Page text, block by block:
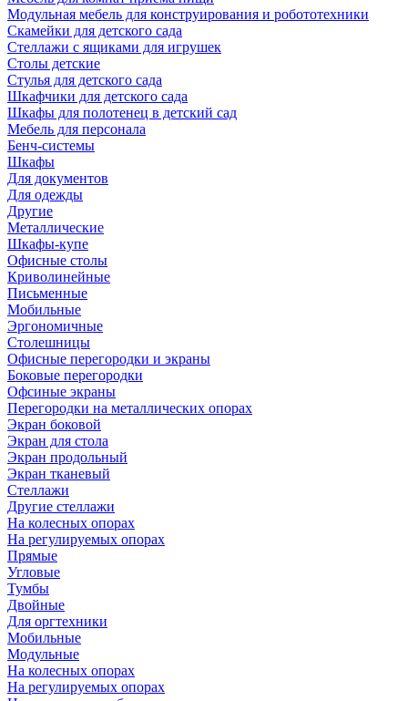
Модульная мебель для конструирования и робототехники
Скамейки для детского сада
Стеллажи с ящиками для игрушек
Столы детские
Стулья для детского сада
Шкафчики для детского сада
Шкафы для полотенец в детский сад
Мебель для персонала
Бенч-системы
Шкафы
Для документов
Для одежды
Другие
Металлические
Шкафы-купе
Офисные столы
Криволинейные
Письменные
Мобильные
Эргономичные
Столешницы
Офисные перегородки и экраны
Боковые перегородки
Офсиные экраны
Перегородки на металлических опорах
Экран боковой
Экран для стола
Экран продольный
Экран тканевый
Стеллажи
Другие стеллажи
На колесных опорах
На регулируемых опорах
Прямые
Угловые
Тумбы
Двойные
Для оргтехники
Мобильные
Модульные
На колесных опорах
На регулируемых опорах